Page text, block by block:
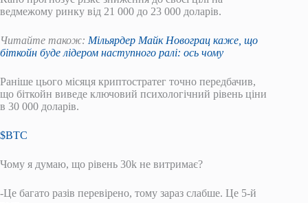
ведмежому ринку від 21 000 до 23 000 доларів.
Читайте також: Мільярдер Майк Новограц каже, що
біткойн буде лідером наступного ралі: ось чому
Раніше цього місяця криптостратег точно передбачив,
що біткойн виведе ключовий психологічний рівень ціни
в 30 000 доларів.
$BTC
Чому я думаю, що рівень 30k не витримає?
-Це багато разів перевірено, тому зараз слабше. Це 5-й